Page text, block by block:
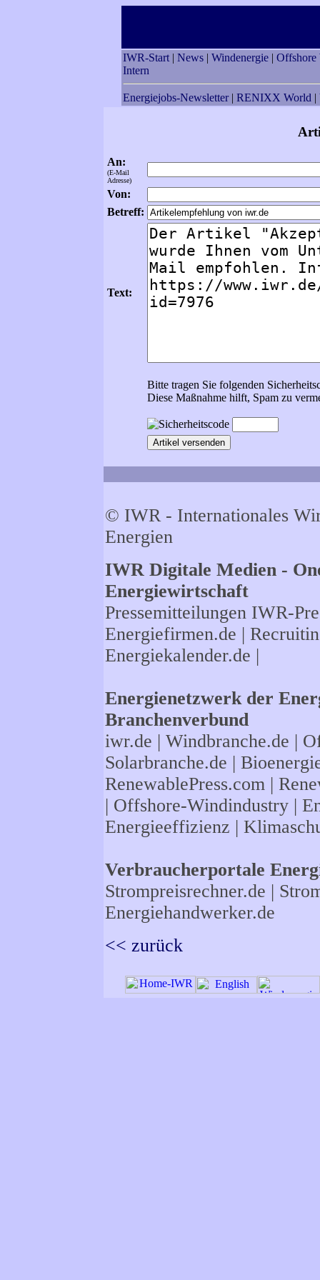
IWR-Start | News | Windenergie | Offshore
Intern
Energiejobs-Newsletter| RENIXX World |
An:
(E-Mail
Adresse)
Von:
Betreff:
Text:
Bitte tragen Sie folgenden
Diese Maßnahme hilft, Spam zu
© IWR - Internationales
Energien
IWR Digitale Medien -
Energiewirtschaft
Pressemitteilungen IWR-
Energiefirmen.de |
Energiekalender.de |
Energienetzwerk der
Branchenverbund
iwr.de | Windbranche.de |
Solarbranche.de |
RenewablePress.com|
| Offshore-Windindustry |
Energieeffizienz |
Verbraucherportale
Strompreisrechner.de |
Energiehandwerker.de
<< zurück